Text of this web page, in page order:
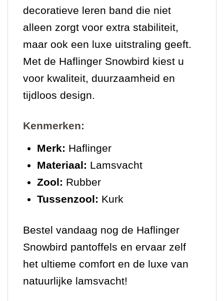
decoratieve leren band die niet
alleen zorgt voor extra stabiliteit,
maar ook een luxe uitstraling geeft.
Met de Haflinger Snowbird kiest u
voor kwaliteit, duurzaamheid en
tijdloos design.
Kenmerken:
Merk: Haflinger
Materiaal: Lamsvacht
Zool: Rubber
Tussenzool: Kurk
Bestel vandaag nog de Haflinger
Snowbird pantoffels en ervaar zelf
het ultieme comfort en de luxe van
natuurlijke lamsvacht!